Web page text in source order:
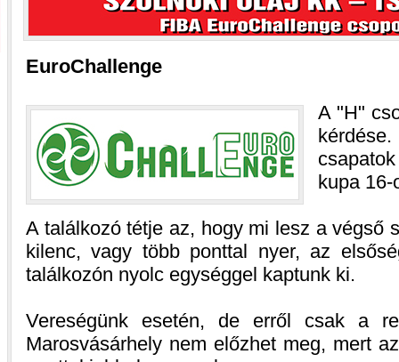
EuroChallenge
A H
kupa 16-
A találkozó tétje az, hogy mi lesz a végső
kilenc, vagy több ponttal nyer, az
találkozón nyolc egységgel kaptunk ki.
Vereségünk esetén, de erről csak a
Marosvásárhely nem előzhet meg, mert